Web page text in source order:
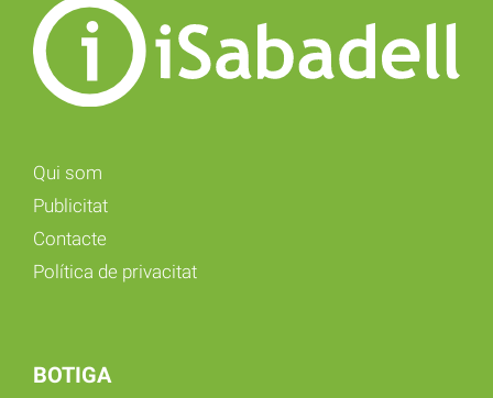
Qui som
Publicitat
Contacte
Política de privacitat
BOTIGA